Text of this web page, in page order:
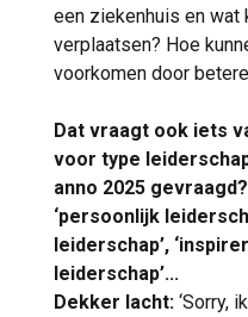
een ziekenhuis en wat
verplaatsen? Hoe
voorkomen door
Dat vraagt ook iets
voor type
anno 2025
‘persoonlijk
leiderschap’,
leiderschap’...
Dekker lacht: ‘Sorry,